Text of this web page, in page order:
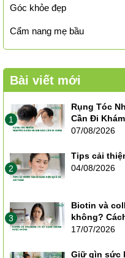
Góc khỏe đẹp
Cẩm nang mẹ bầu
Bài viết mới
1
Rụng Tóc
Cần Đi Khám
07/08/2026
2
Tips cải
04/08/2026
3
Biotin và
không?
17/07/2026
Giữ gìn sức